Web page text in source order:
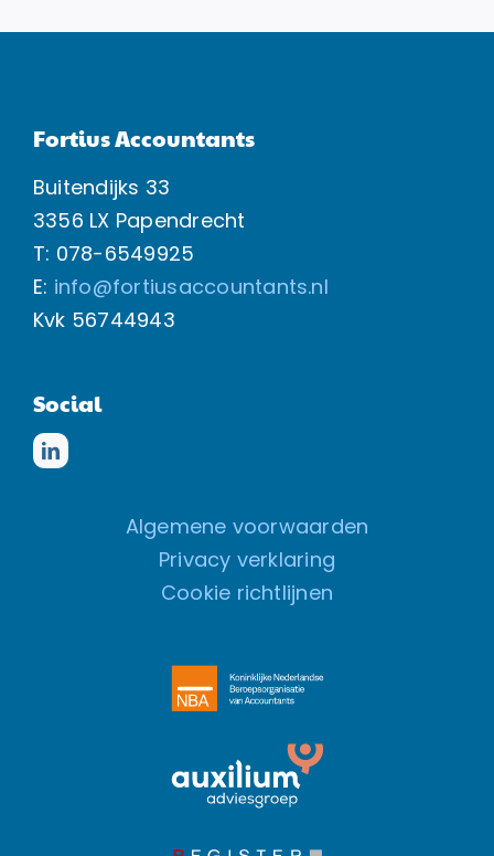
Fortius Accountants
Buitendijks 33
3356 LX Papendrecht
T: 078-6549925
E: info@fortiusaccountants.nl
Kvk 56744943
Social
Algemene voorwaarden
Privacy verklaring
Cookie richtlijnen